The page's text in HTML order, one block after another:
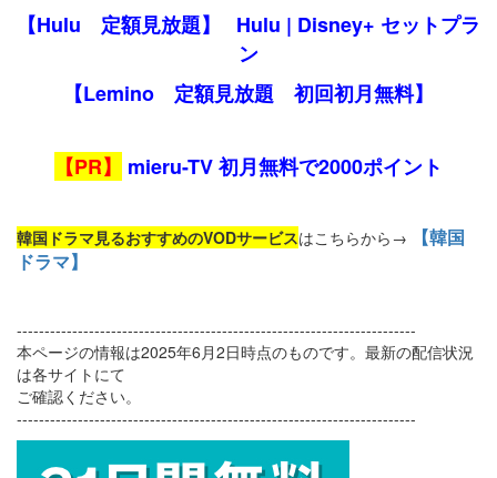
【Hulu 定額見放題】
Hulu | Disney+ セットプラ
ン
【Lemino 定額見放題 初回初月無料】
【PR】 mieru-TV 初月無料で2000ポイント
韓国ドラマ見るおすすめのVODサービスはこちらから→
【韓国
ドラマ】
------------------------------------------------------------------------
本ページの情報は2025年6月2日時点のものです。最新の配信状況
は各サイトにて
ご確認ください。
------------------------------------------------------------------------